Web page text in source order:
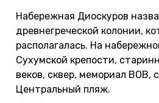
Набережная Диоскуров
древнегреческой колонии,
располагалась. На
Сухумской крепости,
веков, сквер, мемориал ВОВ,
Центральный пляж.